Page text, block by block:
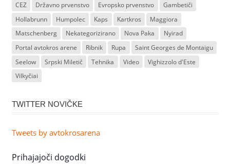
CEZ Državno prvenstvo Evropsko prvenstvo
Gambetiči
Hollabrunn
Humpolec Kaps Kartkros
Maggiora
Matschenberg
Nekategorizirano Nova Paka
Nyirad
Portal avtokros arene
Ribnik Rupa
Saint Georges de Montaigu
Seelow
Srpski Miletič Tehnika Video
Vighizzolo d'Este
Vilkyčiai
TWITTER NOVIČKE
Tweets by avtokrosarena
Prihajajoči dogodki